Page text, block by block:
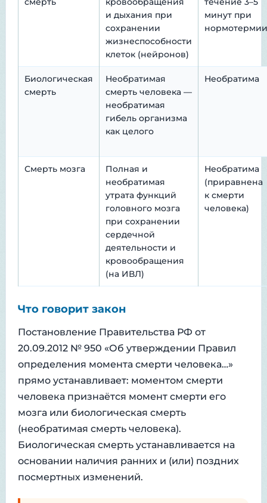
и дыхания при
сохранении
жизнеспособности
клеток (нейронов)
минут при
нормотермии
Биологическая
смерть
Необратимая
смерть человека —
необратимая
гибель организма
как целого
Необратима
Смерть мозга
Полная и
необратимая
утрата функций
головного мозга
при сохранении
сердечной
деятельности и
кровообращения
(на ИВЛ)
Необратима
(приравнена
к смерти
человека)
Что говорит закон
Постановление Правительства РФ от
20.09.2012 № 950 «Об утверждении Правил
определения момента смерти человека…»
прямо устанавливает: моментом смерти
человека признаётся момент смерти его
мозга или биологическая смерть
(необратимая смерть человека).
Биологическая смерть устанавливается на
основании наличия ранних и (или) поздних
посмертных изменений.